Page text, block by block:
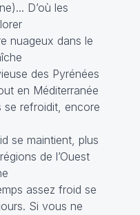
D’où les
nuageux dans le
des Pyrénées
en Méditerranée
se refroidit, encore
se maintient, plus
de l’Ouest
assez froid se
Si vous ne